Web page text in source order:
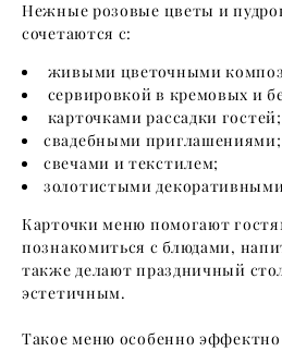
Нежные розовые цветы и
сочетаются с:
живыми цветочными
сервировкой в кремовых и
карточками рассадки гостей;
свадебными приглашениями;
свечами и текстилем;
золотистыми
Карточки меню помогают
познакомиться с блюдами,
также делают праздничный
эстетичным.
Такое меню особенно